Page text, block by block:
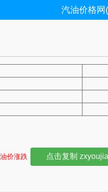
汽油价格网
油价涨跌 点击复制